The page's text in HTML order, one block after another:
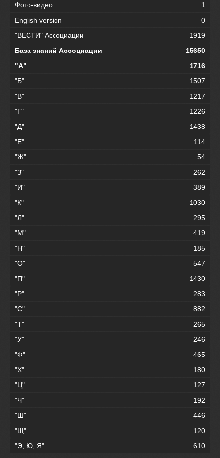
Фото-видео
1
English version
0
"ВЕСТИ" Ассоциации
1919
База знаний Ассоциации
15650
"А"
1716
"Б"
1507
"В"
1217
"Г"
1226
"Д"
1438
"Е"
114
"Ж"
54
"З"
262
"И"
389
"К"
1030
"Л"
295
"М"
419
"Н"
185
"О"
547
"П"
1430
"Р"
283
"С"
882
"Т"
265
"У"
246
"Ф"
465
"Х"
180
"Ц"
127
"Ч"
192
"Ш"
446
"Щ"
120
"Э, Ю, Я"
610